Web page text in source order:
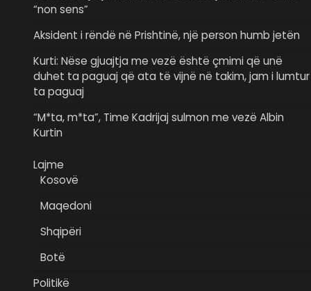
“non sens”
Aksident i rëndë në Prishtinë, një person humb jetën
Kurti: Nëse gjuajtja me vezë është çmimi që unë
duhet ta paguaj që ata të vijnë në takim, jam i lumtur
ta paguaj
“M*ta, m*ta”, Time Kadrijaj sulmon me vezë Albin
Kurtin
Lajme
Kosovë
Maqedoni
Shqipëri
Botë
Politikë